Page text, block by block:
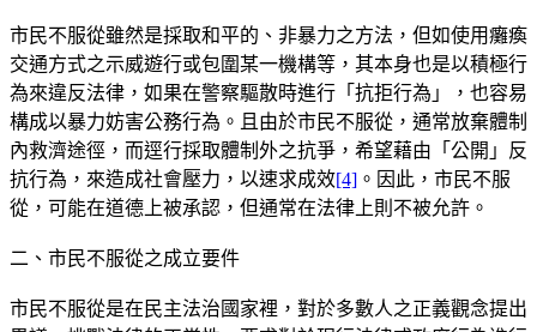
市民不服從雖然是採取和平的、非暴力之方法，但如使用癱瘓
交通方式之示威遊行或包圍某一機構等，其本身也是以積極行
為來違反法律，如果在警察驅散時進行「抗拒行為」，也容易
構成以暴力妨害公務行為。且由於市民不服從，通常放棄體制
內救濟途徑，而逕行採取體制外之抗爭，希望藉由「公開」反
抗行為，來造成社會壓力，以速求成效[4] 。因此，市民不服
從，可能在道德上被承認，但通常在法律上則不被允許。
二、市民不服從之成立要件
市民不服從是在民主法治國家裡，對於多數人之正義觀念提出